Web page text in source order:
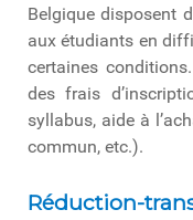
Belgique disposent
aux étudiants en
certaines
des frais
syllabus, aide à
commun, etc.).
Réduction-